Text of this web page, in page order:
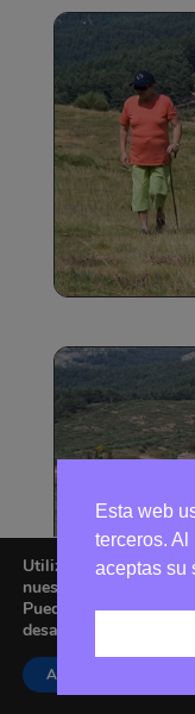
Utilizamos cookies
nuestra web.
Puedes aprender
desactivarlas en los
Aceptar
Esta web
terceros.
aceptas su